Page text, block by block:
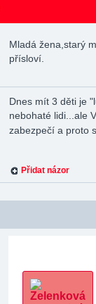
Mladá žena,starý
přísloví.
Dnes mít 3 děti je
nebohaté lidi...ale
zabezpečí a proto
Přidat názor